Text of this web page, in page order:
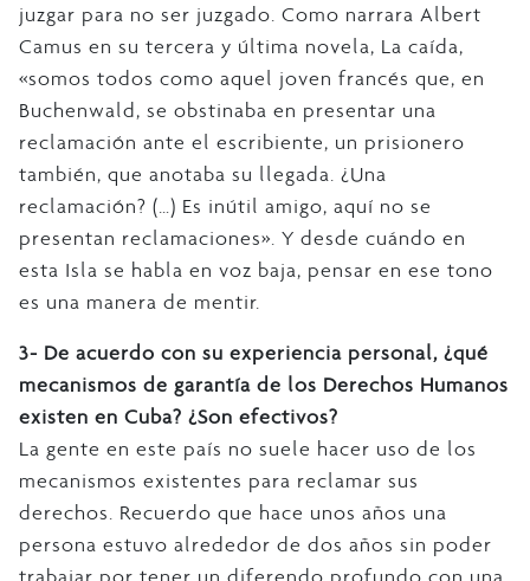
juzgar para no ser juzgado. Como narrara Albert
Camus en su tercera y última novela, La caída,
«somos todos como aquel joven francés que, en
Buchenwald, se obstinaba en presentar una
reclamación ante el escribiente, un prisionero
también, que anotaba su llegada. ¿Una
reclamación? (…) Es inútil amigo, aquí no se
presentan reclamaciones». Y desde cuándo en
esta Isla se habla en voz baja, pensar en ese tono
es una manera de mentir.
3- De acuerdo con su experiencia personal, ¿qué
mecanismos de garantía de los Derechos Humanos
existen en Cuba? ¿Son efectivos?
La gente en este país no suele hacer uso de los
mecanismos existentes para reclamar sus
derechos. Recuerdo que hace unos años una
persona estuvo alrededor de dos años sin poder